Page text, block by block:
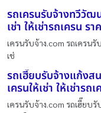
รถเครนรับจ้างทวีวัฒ
เช่า ให้เช่ารถเครน รา
เครนรับจ้าง.com รถเครน
เช่
รถเฮี๊ยบรับจ้างแก้งส
เครนให้เช่า ให้เช่ารถ
เครนรับจ้าง.com รถเฮี๊ยบ